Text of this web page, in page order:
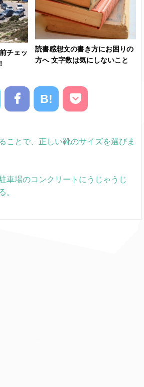
チェッ
読書感想文の書き方にお困りの
方へ 文字数は気にしないこと
B!
ことで、正しい靴のサイズを選びま
車場のコンクリートにうじゃうじ
。